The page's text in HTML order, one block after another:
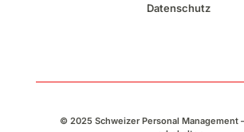
Datenschutz
© 2025 Schweizer Personal Management